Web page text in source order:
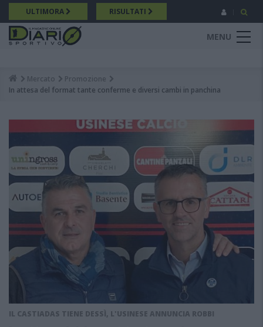
Salta
al
contenuto
principale
ULTIMORA RISULTATI
MENU
Breadcrumb
Mercato
Promozione
In attesa del format tante conferme e diversi cambi in panchina
IL CASTIADAS TIENE DESSÌ, L'USINESE ANNUNCIA ROBBI